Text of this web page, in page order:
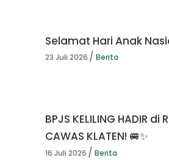
Selamat Hari Anak
23 Juli 2026 Berita
BPJS KELILING HADIR di
CAWAS KLATEN! 🚐✨
16 Juli 2026 Berita